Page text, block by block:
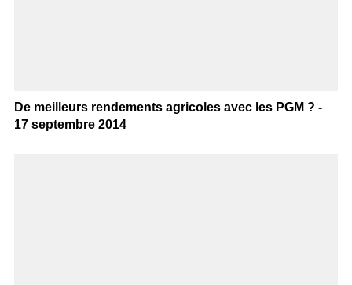
De meilleurs rendements agricoles avec les PGM ? -
17 septembre 2014